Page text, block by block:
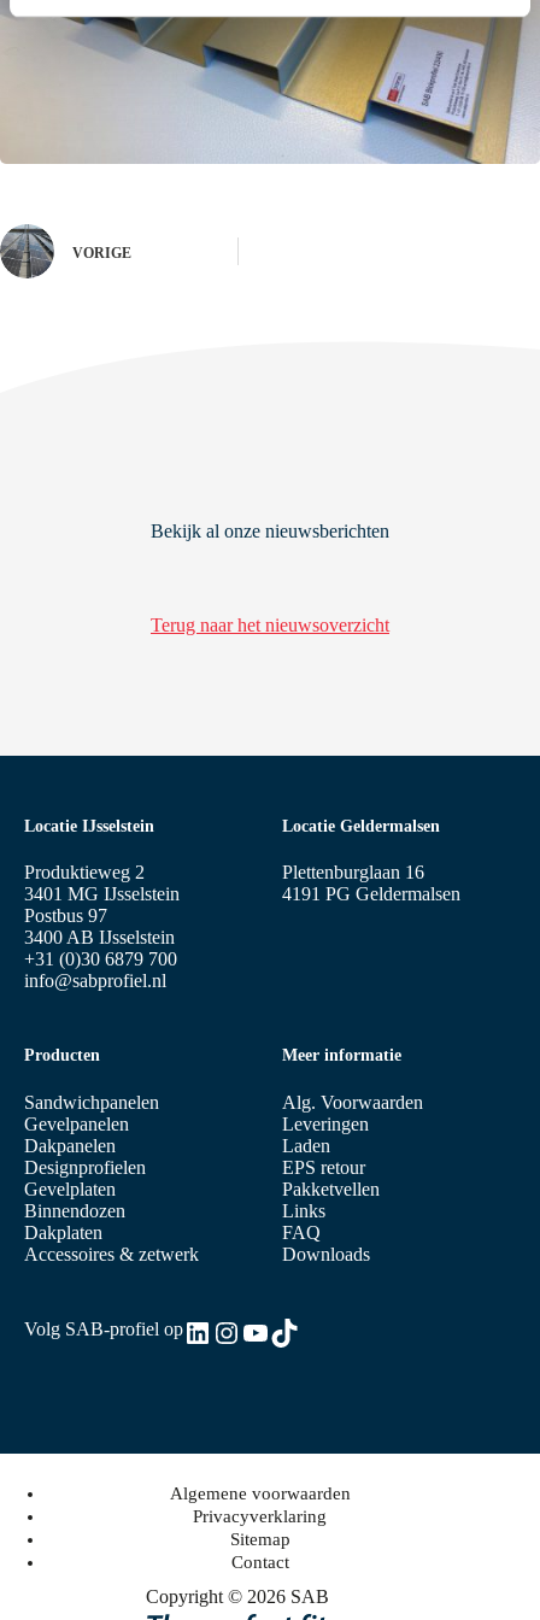
VORIGE
Bekijk al onze nieuwsberichten
Terug naar het nieuwsoverzicht
Locatie IJsselstein
Produktieweg 2
3401 MG IJsselstein
Postbus 97
3400 AB IJsselstein
+31 (0)30 6879 700
info@sabprofiel.nl
Producten
Sandwichpanelen
Gevelpanelen
Dakpanelen
Designprofielen
Gevelplaten
Binnendozen
Dakplaten
Accessoires & zetwerk
Meer informatie
Alg. Voorwaarden
Leveringen
Laden
EPS retour
Pakketvellen
Links
FAQ
Downloads
Locatie Geldermalsen
Plettenburglaan 16
4191 PG Geldermalsen
Volg SAB-profiel opLinkedIn
Instagram
YouTube
TikTok
Copyright © 2026 SAB
Algemene voorwaarden
Privacyverklaring
Sitemap
Contact